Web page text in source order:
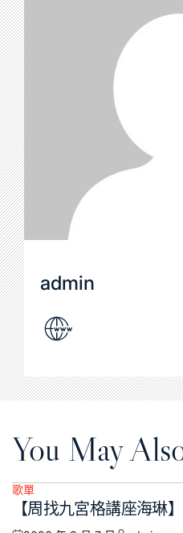
admin
You May
Posted
歌單
【周找九宮格講座海琳